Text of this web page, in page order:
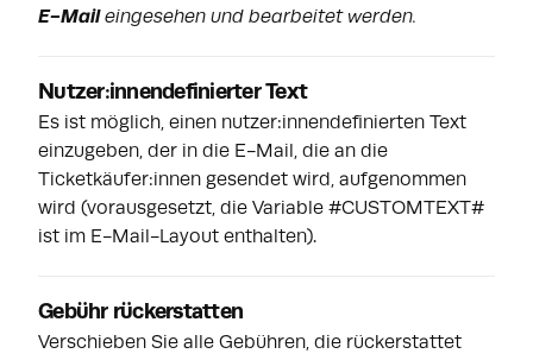
E-Maileingesehen und bearbeitet werden.
Nutzer:innendefinierter Text
Es ist möglich, einen nutzer:innendefinierten Text
einzugeben, der in die E-Mail, die an die
Ticketkäufer:innen gesendet wird, aufgenommen
wird (vorausgesetzt, die Variable #CUSTOMTEXT#
ist im E-Mail-Layout enthalten).
Gebühr rückerstatten
Verschieben Sie alle Gebühren, die rückerstattet